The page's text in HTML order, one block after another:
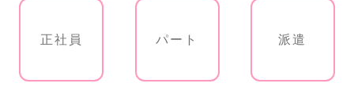
正社員 パート 派遣